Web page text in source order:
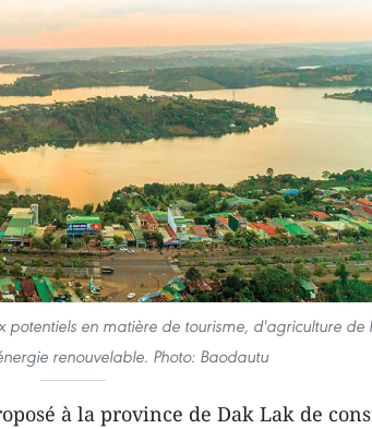
potentiels en matière de tourisme, d'agriculture de
renouvelable. Photo: Baodautu
à la province de Dak Lak de